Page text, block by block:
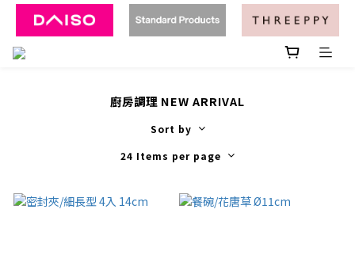
廚房調理 NEW ARRIVAL
Sort by
24 Items per page